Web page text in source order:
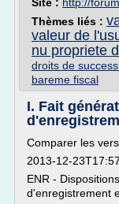
Thèmes liés :
valeur de
nu propriete
droits de
bareme fiscal
I. Fait
Comparer les
2013-12-
ENR -
d'enregistrement